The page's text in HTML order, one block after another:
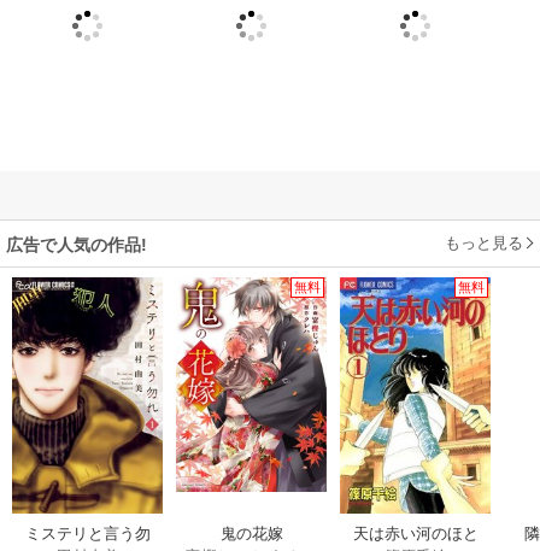
広告で人気の作品! もっと見る
ミステリと言う勿
無料
鬼の花嫁
無料
天は赤い河のほと